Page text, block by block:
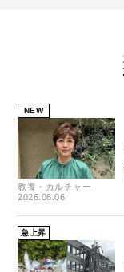
NEW
教養・カルチャー
2026.08.06
急上昇